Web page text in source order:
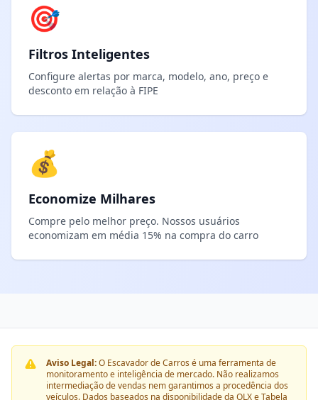
🎯
Filtros Inteligentes
Configure alertas por marca, modelo, ano, preço e
desconto em relação à FIPE
💰
Economize Milhares
Compre pelo melhor preço. Nossos usuários
economizam em média 15% na compra do carro
Aviso Legal:O Escavador de Carros é uma ferramenta de
monitoramento e inteligência de mercado. Não realizamos
intermediação de vendas nem garantimos a procedência dos
veículos. Dados baseados na disponibilidade da OLX e Tabela